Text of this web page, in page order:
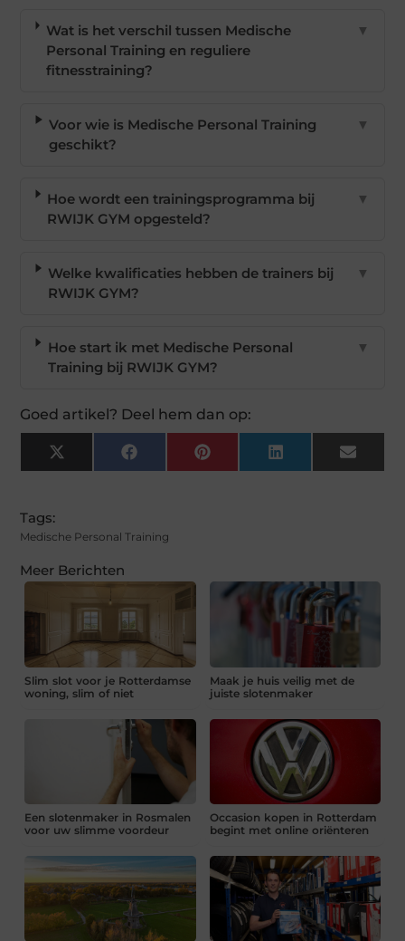
Wat is het verschil tussen Medische
Personal Training en reguliere
fitnesstraining?
▼
Voor wie is Medische Personal Training
geschikt?
▼
Hoe wordt een trainingsprogramma bij
RWIJK GYM opgesteld?
▼
Welke kwalificaties hebben de trainers bij
RWIJK GYM?
▼
Hoe start ik met Medische Personal
Training bij RWIJK GYM?
▼
Goed artikel? Deel hem dan op:
X
(Twitter)
FacebookPinterest LinkedIn Email
Tags:
Medische Personal Training
Meer Berichten
Slim slot voor je Rotterdamse
woning, slim of niet
Maak je huis veilig met de
juiste slotenmaker
Een slotenmaker in Rosmalen
voor uw slimme voordeur
Occasion kopen in Rotterdam
begint met online oriënteren